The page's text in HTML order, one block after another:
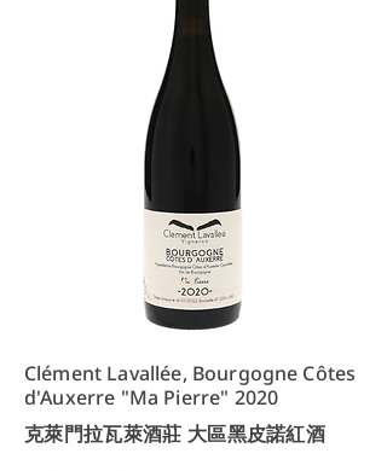
Clément Lavallée, Bourgogne Côtes
d'Auxerre "Ma Pierre" 2020
克萊門拉瓦萊酒莊 大區黑皮諾紅酒